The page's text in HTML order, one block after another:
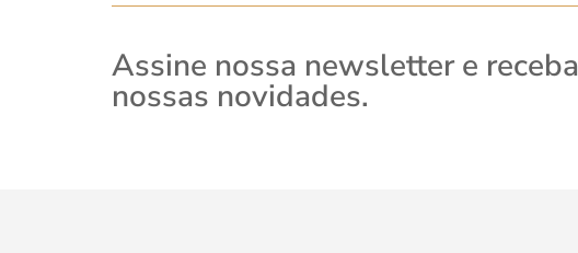
Assine nossa newsletter e receba
nossas novidades.